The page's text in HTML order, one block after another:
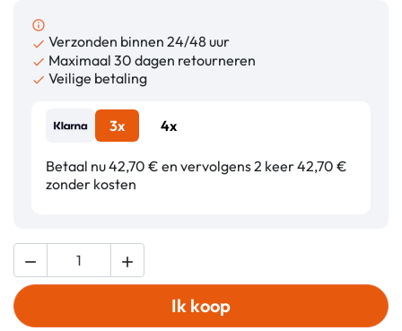
info_outline
 Verzonden binnen 24/48 uur
 Maximaal 30 dagen retourneren
 Veilige betaling
3x 4x
Betaal nu 42,70 € en vervolgens 2 keer 42,70 €
zonder kosten
 
Ik koop